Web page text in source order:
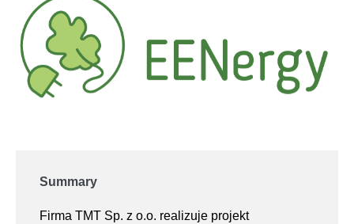
Summary
Firma TMT Sp. z o.o. realizuje projekt